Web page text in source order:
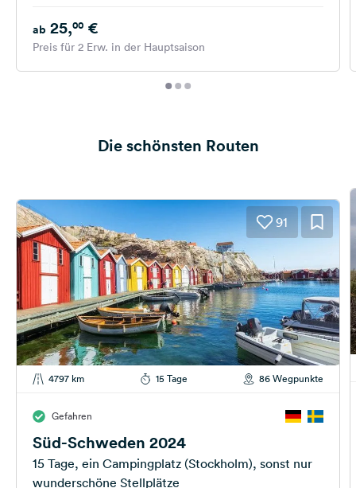
ab 25,00 €
Preis für 2 Erw. in der Hauptsaison
Die schönsten Routen
91
4797 km 15 Tage 86 Wegpunkte
Gefahren
Süd-Schweden 2024
15 Tage, ein Campingplatz (Stockholm), sonst nur
wunderschöne Stellplätze